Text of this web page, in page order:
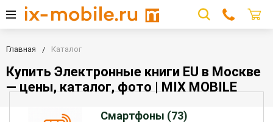
Главная Каталог
Купить Электронные книги EU в Москве
— цены, каталог, фото | MIX MOBILE
Смартфоны (73)